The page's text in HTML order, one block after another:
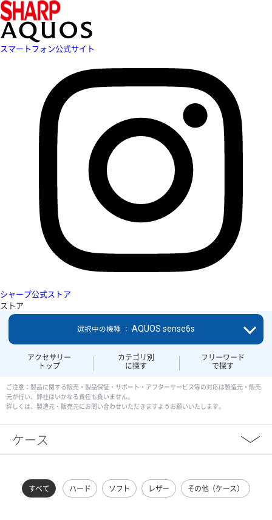
スマートフォン公式サイト
シャープ公式ストア
ストア
アクセサリー
トップ
カテゴリ別
に探す
フリーワード
で探す
選択中の機種 ： AQUOS sense6s
ご注意：製品に関する販売・製品保証・サポート・アフターサービス等の対応は製造元・販売
元が行い、弊社はいかなる責任も負いません。
詳しくは、製造元・販売元にお問い合わせいただきますようお願いいたします。
ケース
すべて ハード ソフト レザー その他（ケース）